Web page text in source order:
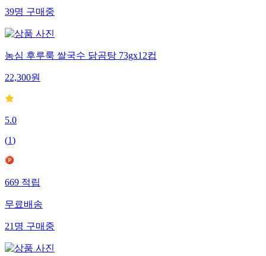
39명구매중
농심 후루룩 쌀국수 닭곰탕 73gx12컵
22,300원
5.0
(1)
669적립
무료배송
21명구매중